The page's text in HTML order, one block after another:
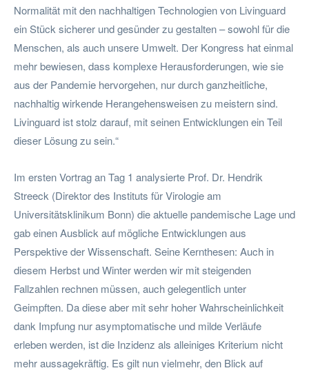
Normalität mit den nachhaltigen Technologien von Livinguard
ein Stück sicherer und gesünder zu gestalten – sowohl für die
Menschen, als auch unsere Umwelt. Der Kongress hat einmal
mehr bewiesen, dass komplexe Herausforderungen, wie sie
aus der Pandemie hervorgehen, nur durch ganzheitliche,
nachhaltig wirkende Herangehensweisen zu meistern sind.
Livinguard ist stolz darauf, mit seinen Entwicklungen ein Teil
dieser Lösung zu sein.“
Im ersten Vortrag an Tag 1 analysierte Prof. Dr. Hendrik
Streeck (Direktor des Instituts für Virologie am
Universitätsklinikum Bonn) die aktuelle pandemische Lage und
gab einen Ausblick auf mögliche Entwicklungen aus
Perspektive der Wissenschaft. Seine Kernthesen: Auch in
diesem Herbst und Winter werden wir mit steigenden
Fallzahlen rechnen müssen, auch gelegentlich unter
Geimpften. Da diese aber mit sehr hoher Wahrscheinlichkeit
dank Impfung nur asymptomatische und milde Verläufe
erleben werden, ist die Inzidenz als alleiniges Kriterium nicht
mehr aussagekräftig. Es gilt nun vielmehr, den Blick auf